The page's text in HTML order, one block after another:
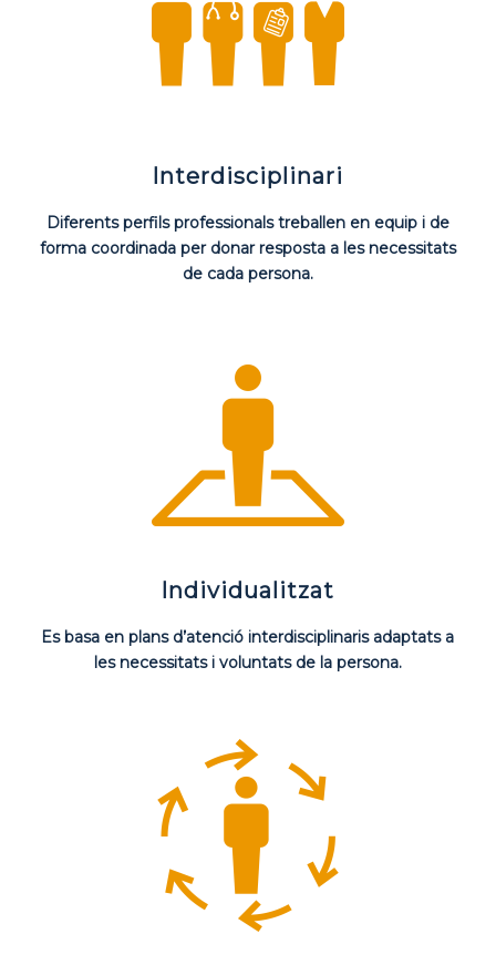
Interdisciplinari
Diferents perfils professionals treballen en equip i de
forma coordinada per donar resposta a les necessitats
de cada persona.
Individualitzat
Es basa en plans d’atenció interdisciplinaris adaptats a
les necessitats i voluntats de la persona.